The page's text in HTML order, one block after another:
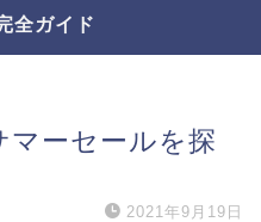
全ガイド
マーセールを探
2021年9月19日